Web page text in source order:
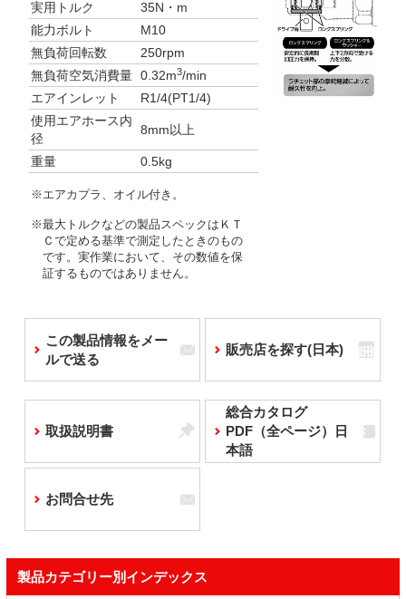
実用トルク
35N・m
能力ボルト
M10
無負荷回転数
250rpm
無負荷空気消費量 0.32m3/min
エアインレット
R1/4(PT1/4)
使用エアホース内
径
8mm以上
重量 0.5kg
※エアカプラ、オイル付き。
※最大トルクなどの製品スペックはＫＴ
Ｃで定める基準で測定したときのもの
です。実作業において、その数値を保
証するものではありません。
この製品情報をメー
ルで送る
販売店を探す(日本)
取扱説明書
総合カタログ
PDF（全ページ）日
本語
お問合せ先
製品カテゴリー別インデックス